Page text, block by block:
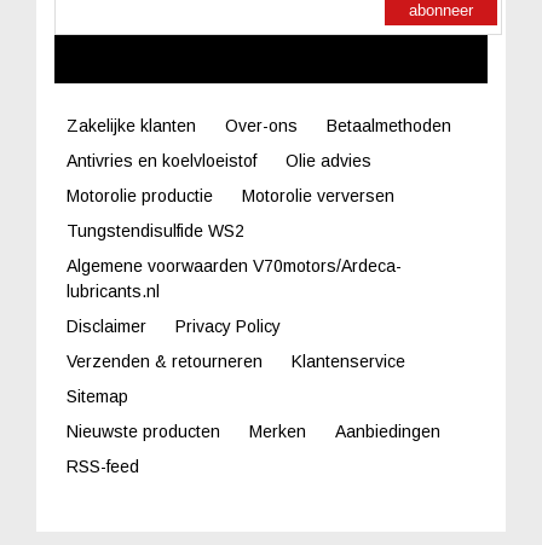
abonneer
Zakelijke klanten Over-ons
Betaalmethoden
Antivries en koelvloeistof
Olie advies
Motorolie productie
Motorolie verversen
Tungstendisulfide WS2
Algemene voorwaarden V70motors/Ardeca-
lubricants.nl
Disclaimer
Privacy Policy
Verzenden & retourneren
Klantenservice
Sitemap
Nieuwste producten
Merken
Aanbiedingen
RSS-feed